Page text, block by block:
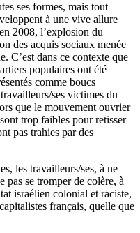
ses formes, mais tout
à une vive allure
2008, l’explosion du
des acquis sociaux menée
C’est dans ce contexte que
populaires ont été
comme boucs
ses victimes du
que le mouvement ouvrier
trop faibles pour retisser
pas trahies par des
les travailleurs/ses, à ne
pas se tromper de colère, à
israélien colonial et raciste,
français, quelle que